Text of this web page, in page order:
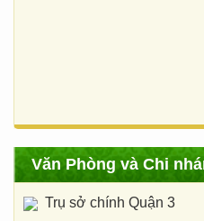
Văn Phòng và Chi
Trụ sở chính Quận 3